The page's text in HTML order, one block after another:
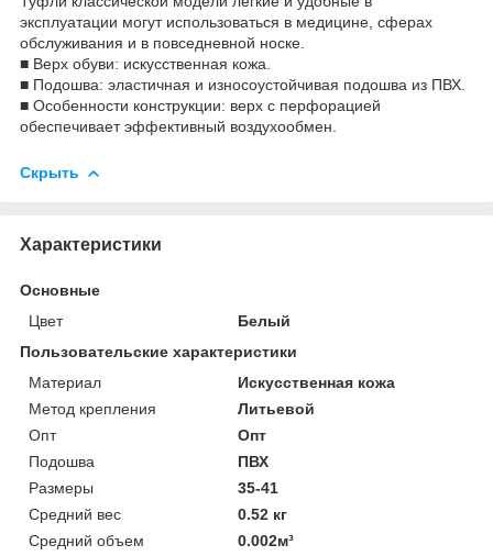
эксплуатации могут использоваться в медицине, сферах
обслуживания и в повседневной носке.
■ Верх обуви: искусственная кожа.
■ Подошва: эластичная и износоустойчивая подошва из ПВХ.
■ Особенности конструкции: верх с перфорацией
обеспечивает эффективный воздухообмен.
Скрыть
Характеристики
Основные
Цвет
Белый
Пользовательские характеристики
Материал
Искусственная кожа
Метод крепления
Литьевой
Опт
Опт
Подошва
ПВХ
Размеры
35-41
Средний вес
0.52 кг
Средний объем
0.002м³